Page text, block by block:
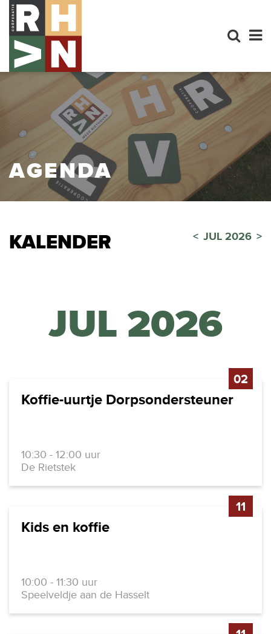
AGENDA
KALENDER < JUL 2026 >
JUL 2026
02
Koffie-uurtje Dorpsondersteuner
10:30 - 12:00 uur
De Rietstek
11
Kids en koffie
10:00 - 11:30 uur
Speelveldje aan de Hasselt